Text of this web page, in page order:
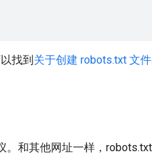
找到关于创建 robots.txt 文
和其他网址一样，